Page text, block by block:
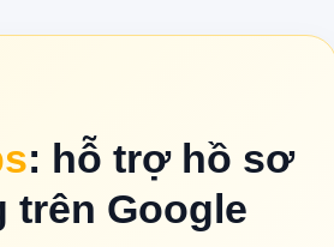
: hỗ trợ hồ sơ
trên Google